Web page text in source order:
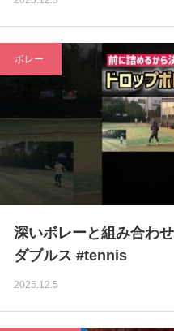
ボレー
深いボレーと組み合わ
ダブルス #tennis
2025.12.5